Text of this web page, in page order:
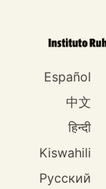
Español
中文
हिन्दी
Kiswahili
Русский